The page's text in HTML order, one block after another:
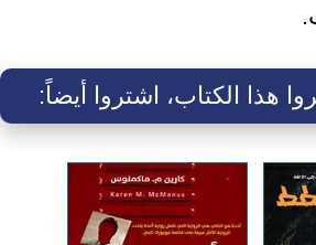
هذا الكتاب، اشتروا أيضاً: